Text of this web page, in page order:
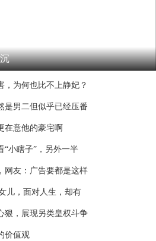
，为何也比不上静妃？
是男二但似乎已经压番
在意他的豪宅啊
“小瞎子”，另外一半
网友：广告要都是这样
儿，面对人生，却有
狠，展现另类皇权斗争
价值观